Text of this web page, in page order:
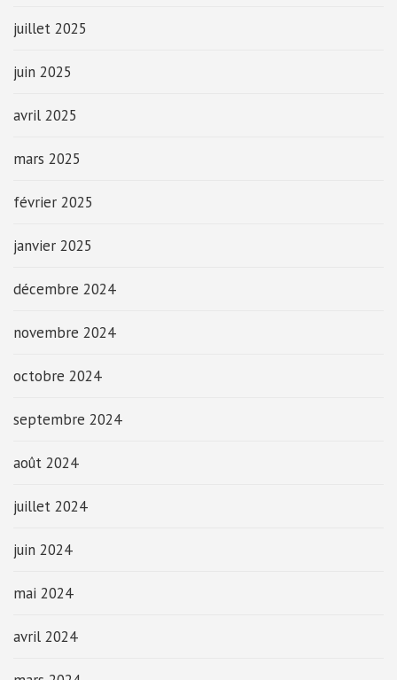
juillet 2025
juin 2025
avril 2025
mars 2025
février 2025
janvier 2025
décembre 2024
novembre 2024
octobre 2024
septembre 2024
août 2024
juillet 2024
juin 2024
mai 2024
avril 2024